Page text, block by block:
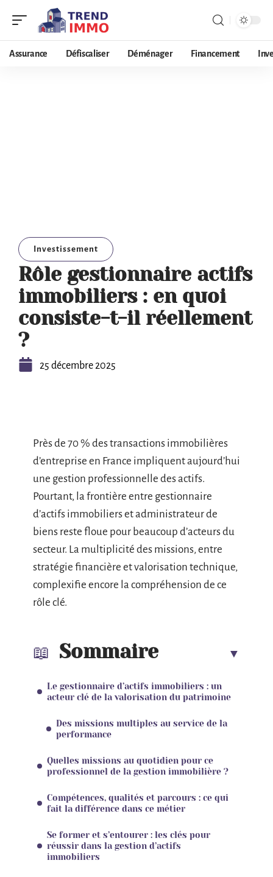
Assurance Défiscaliser Déménager Financement
Investissement
Rôle gestionnaire actifs
immobiliers : en quoi
consiste-t-il réellement
?
25 décembre 2025
Près de 70 % des transactions immobilières
d’entreprise en France impliquent aujourd’hui
une gestion professionnelle des actifs.
Pourtant, la frontière entre gestionnaire
d’actifs immobiliers et administrateur de
biens reste floue pour beaucoup d’acteurs du
secteur. La multiplicité des missions, entre
stratégie financière et valorisation technique,
complexifie encore la compréhension de ce
rôle clé.
Sommaire
Le gestionnaire d’actifs immobiliers : un
acteur clé de la valorisation du patrimoine
Des missions multiples au service de la
performance
Quelles missions au quotidien pour ce
professionnel de la gestion immobilière ?
Compétences, qualités et parcours : ce qui
fait la différence dans ce métier
Se former et s’entourer : les clés pour
réussir dans la gestion d’actifs
immobiliers